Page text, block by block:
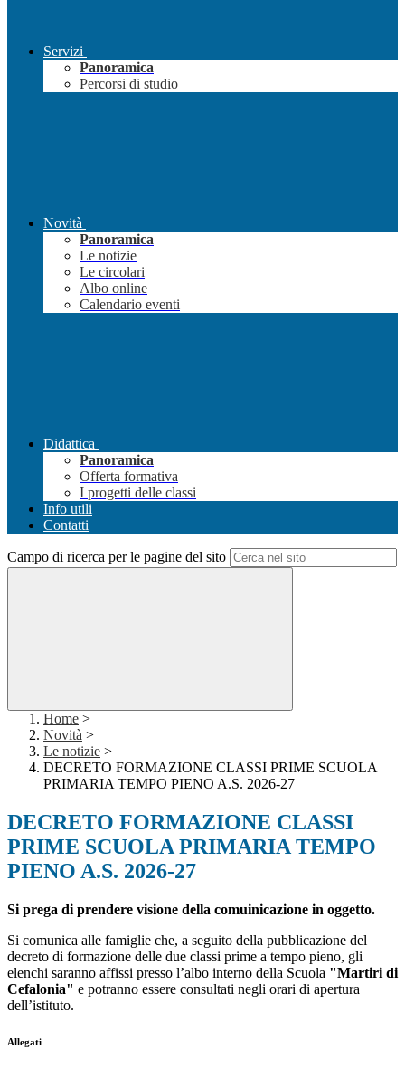
Servizi
Panoramica
Percorsi di studio
Novità
Panoramica
Le notizie
Le circolari
Albo online
Calendario eventi
Didattica
Panoramica
Offerta formativa
I progetti delle classi
Info utili
Contatti
Campo di ricerca per le pagine del sito
Home >
Novità >
Le notizie >
DECRETO FORMAZIONE CLASSI PRIME SCUOLA
PRIMARIA TEMPO PIENO A.S. 2026-27
DECRETO FORMAZIONE CLASSI
PRIME SCUOLA PRIMARIA TEMPO
PIENO A.S. 2026-27
Si prega di prendere visione della comuinicazione in oggetto.
Si comunica alle famiglie che, a seguito della pubblicazione del
decreto di formazione delle due classi prime a tempo pieno, gli
elenchi saranno affissi presso l’albo interno della Scuola "Martiri di
Cefalonia" e potranno essere consultati negli orari di apertura
dell’istituto.
Allegati